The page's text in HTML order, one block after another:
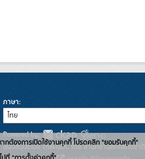
ภาษา
Powered by:
สนับสนุนระบบ Thai-GDC โดย สำนักงานสถิติแห่งชาติ
กต้องการเปิดใช้งานคุกกี้ โปรดคลิก "ยอมรับคุกกี้"